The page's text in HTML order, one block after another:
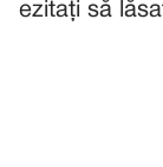
ezitați să